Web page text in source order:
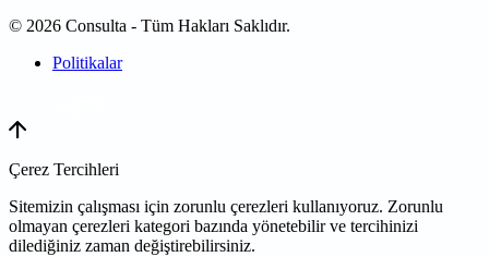
© 2026 Consulta - Tüm Hakları Saklıdır.
Politikalar
Çerez Tercihleri
Sitemizin çalışması için zorunlu çerezleri kullanıyoruz. Zorunlu
olmayan çerezleri kategori bazında yönetebilir ve tercihinizi
dilediğiniz zaman değiştirebilirsiniz.